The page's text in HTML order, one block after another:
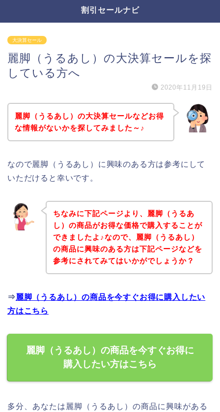
割引セールナビ
大決算セール
麗脚（うるあし）の大決算セールを探
している方へ
2020年11月19日
麗脚（うるあし）の大決算セールなどお得
な情報がないかを探してみました～♪
なので麗脚（うるあし）に興味のある方は参考にして
いただけると幸いです。
ちなみに下記ページより、麗脚（うるあ
し）の商品がお得な価格で購入することが
できましたよ♪なので、麗脚（うるあし）
の商品に興味のある方は下記ページなどを
参考にされてみてはいかがでしょうか？
⇒ 麗脚（うるあし）の商品を今すぐお得に購入したい
方はこちら
麗脚（うるあし）の商品を今すぐお得に
購入したい方はこちら
多分、あなたは麗脚（うるあし）の商品に興味がある